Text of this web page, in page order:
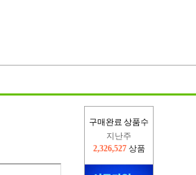
구매완료 상품수
지난주
2,326,527상품
이번주
2,296,615상품